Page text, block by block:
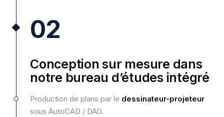
02
Conception sur mesure dans
notre bureau d’études intégré
Production de plans par le dessinateur-projeteur
sous AutoCAD / DAO.